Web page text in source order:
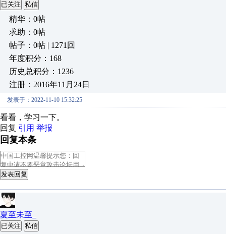
已关注 私信
精华：0帖
求助：0帖
帖子：0帖 | 1271回
年度积分：168
历史总积分：1236
注册：2016年11月24日
发表于：2022-11-10 15:32:25
看看，学习一下。
回复 引用 举报
回复本条
发表回复
夏至未至_
已关注 私信